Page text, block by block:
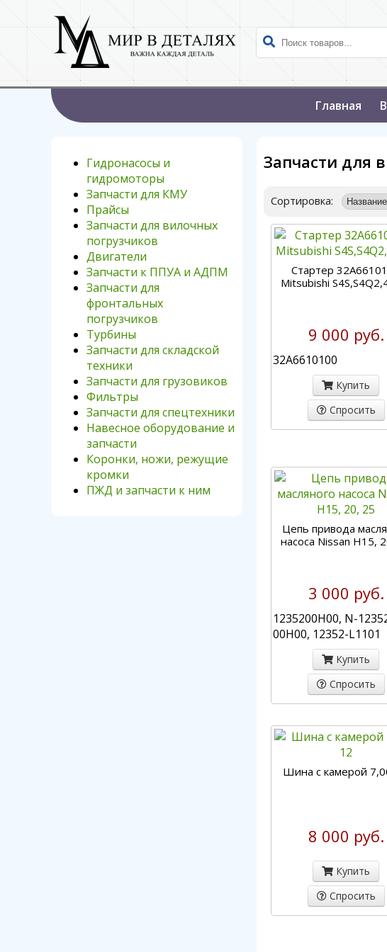
Главная
Гидронасосы и
гидромоторы
Запчасти для КМУ
Прайсы
Запчасти для вилочных
погрузчиков
Двигатели
Запчасти к ППУА и АДПМ
Запчасти для
фронтальных
погрузчиков
Турбины
Запчасти для складской
техники
Запчасти для грузовиков
Фильтры
Запчасти для спецтехники
Навесное оборудование и
запчасти
Коронки, ножи, режущие
кромки
ПЖД и запчасти к ним
Запчасти для
Сортировка:
Стартер
Mitsubishi
9 000 руб.
32A6610100
Купить
Спросить
Цепь привода
насоса Nissan H15,
3 000 руб.
1235200H00, N-
00H00, 12352-L1101
Купить
Спросить
Шина с камерой
8 000 руб.
Купить
Спросить